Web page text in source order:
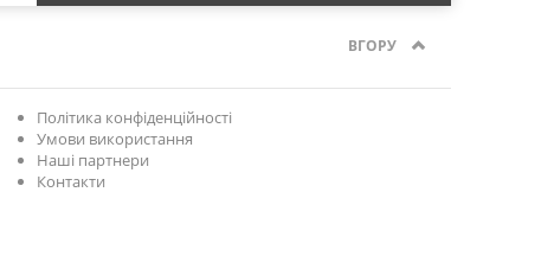
ВГОРУ
Політика конфіденційності
Умови використання
Наші партнери
Контакти